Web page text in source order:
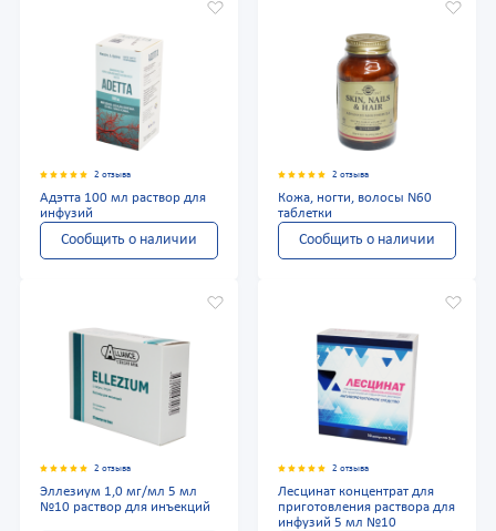
2 отзыва
Адэтта 100 мл раствор для
инфузий
Сообщить о наличии
2 отзыва
Кожа, ногти, волосы N60
таблетки
Сообщить о наличии
2 отзыва
Эллезиум 1,0 мг/мл 5 мл
№10 раствор для инъекций
2 отзыва
Лесцинат концентрат для
приготовления раствора для
инфузий 5 мл №10